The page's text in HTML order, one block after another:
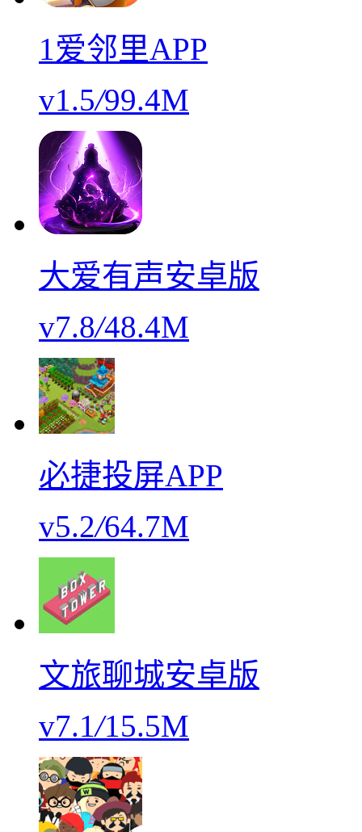
1爱邻里APP
v1.5/99.4M
大爱有声安卓版
v7.8/48.4M
必捷投屏APP
v5.2/64.7M
文旅聊城安卓版
v7.1/15.5M